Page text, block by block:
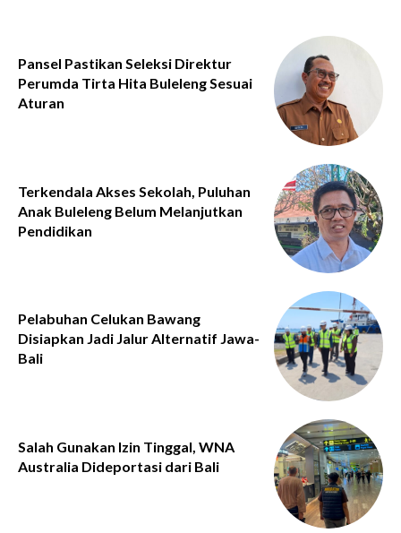
Pansel Pastikan Seleksi Direktur
Perumda Tirta Hita Buleleng Sesuai
Aturan
Terkendala Akses Sekolah, Puluhan
Anak Buleleng Belum Melanjutkan
Pendidikan
Pelabuhan Celukan Bawang
Disiapkan Jadi Jalur Alternatif Jawa-
Bali
Salah Gunakan Izin Tinggal, WNA
Australia Dideportasi dari Bali